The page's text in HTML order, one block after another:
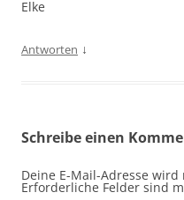
Elke
Antworten ↓
Schreibe einen
Deine E-Mail-Adresse
Erforderliche Felder sind